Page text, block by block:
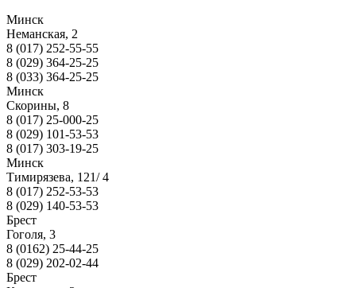
Минск
Неманская, 2
8 (017) 252-55-55
8 (029) 364-25-25
8 (033) 364-25-25
Минск
Скорины, 8
8 (017) 25-000-25
8 (029) 101-53-53
8 (017) 303-19-25
Минск
Тимирязева, 121/ 4
8 (017) 252-53-53
8 (029) 140-53-53
Брест
Гоголя, 3
8 (0162) 25-44-25
8 (029) 202-02-44
Брест